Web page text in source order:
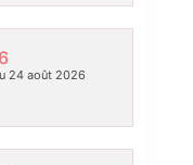
24 août 2026